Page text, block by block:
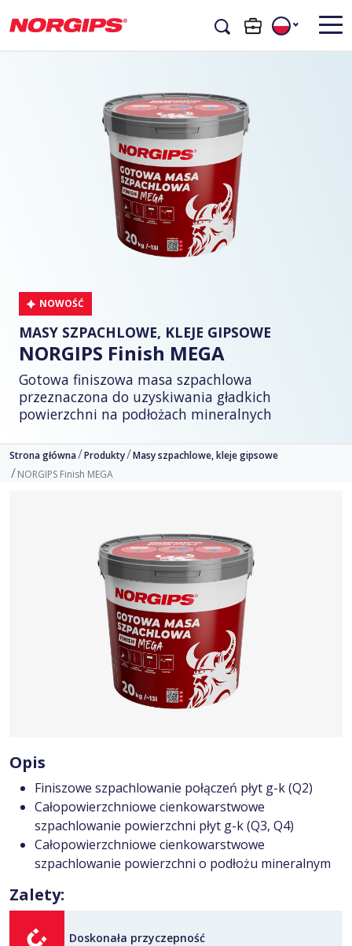
NOWOŚĆ
MASY SZPACHLOWE, KLEJE GIPSOWE
NORGIPS Finish MEGA
Gotowa finiszowa masa szpachlowa
przeznaczona do uzyskiwania gładkich
powierzchni na podłożach mineralnych
Strona główna Produkty Masy szpachlowe, kleje gipsowe
NORGIPS Finish MEGA
Opis
Finiszowe szpachlowanie połączeń płyt g-k (Q2)
Całopowierzchniowe cienkowarstwowe
szpachlowanie powierzchni płyt g-k (Q3, Q4)
Całopowierzchniowe cienkowarstwowe
szpachlowanie powierzchni o podłożu mineralnym
Zalety:
Doskonała przyczepność